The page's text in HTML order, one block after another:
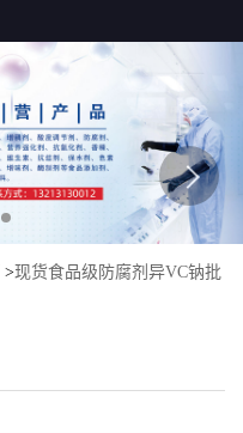
>现货食品级防腐剂异VC钠批